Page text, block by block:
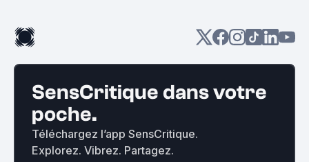
SensCritique dans votre
poche.
Téléchargez l’app SensCritique.
Explorez. Vibrez. Partagez.